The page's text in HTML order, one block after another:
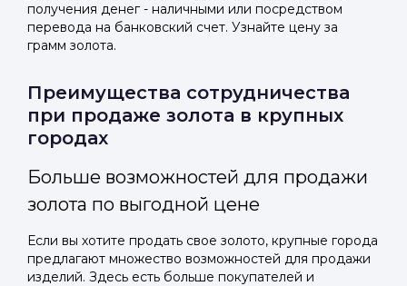
получения денег - наличными или посредством
перевода на банковский счет. Узнайте цену за
грамм золота.
Преимущества сотрудничества
при продаже золота в крупных
городах
Больше возможностей для продажи
золота по выгодной цене
Если вы хотите продать свое золото, крупные города
предлагают множество возможностей для продажи
изделий. Здесь есть больше покупателей и